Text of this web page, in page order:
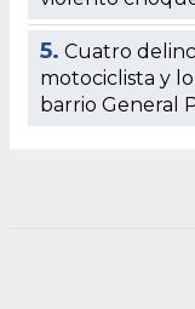
5. Cuatro
motociclista y
barrio General